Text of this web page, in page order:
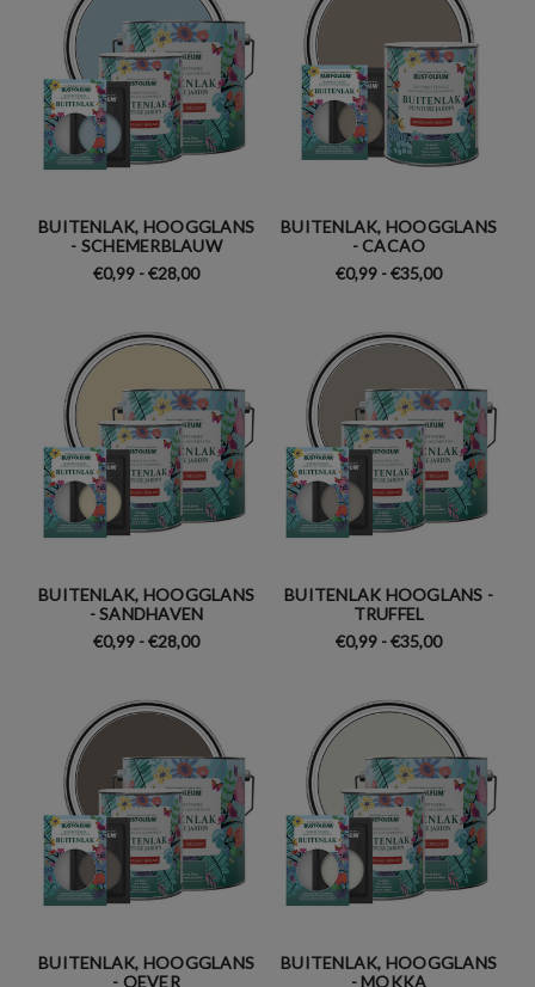
BUITENLAK, HOOGGLANS
- SCHEMERBLAUW
€0,99 - €28,00
BUITENLAK, HOOGGLANS
- CACAO
€0,99 - €35,00
BUITENLAK, HOOGGLANS
- SANDHAVEN
€0,99 - €28,00
BUITENLAK HOOGLANS -
TRUFFEL
€0,99 - €35,00
BUITENLAK, HOOGGLANS
- OEVER
BUITENLAK, HOOGGLANS
- MOKKA